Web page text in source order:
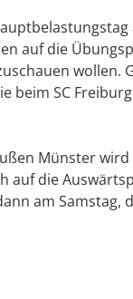
auf die
wollen.
SC
Münster
die
am Samstag,